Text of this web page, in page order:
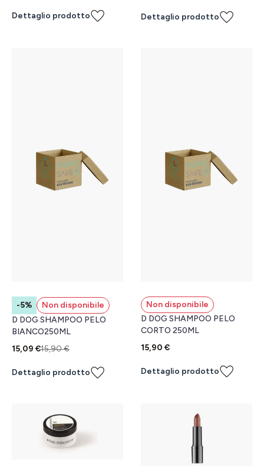
Dettaglio prodotto Dettaglio prodotto
-5%
Non disponibile
D DOG SHAMPOO PELO
BIANCO250ML
15,09 €15,90 €
Dettaglio prodotto
Non disponibile
D DOG SHAMPOO PELO
CORTO 250ML
15,90 €
Dettaglio prodotto